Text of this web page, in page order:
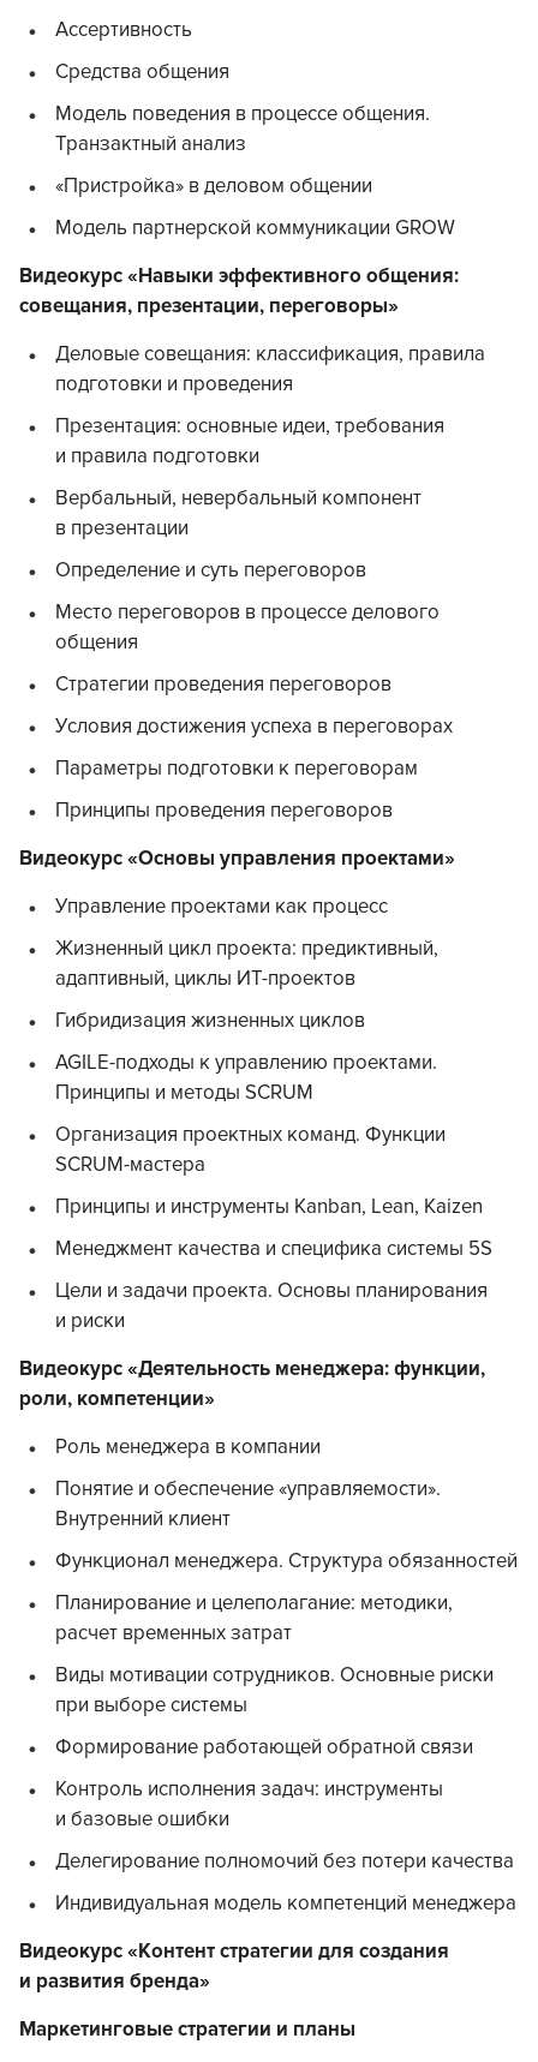
Ассертивность
Средства общения
Модель поведения в процессе общения.
Транзактный анализ
«Пристройка» в деловом общении
Модель партнерской коммуникации GROW
Видеокурс «Навыки эффективного общения:
совещания, презентации, переговоры»
Деловые совещания: классификация, правила
подготовки и проведения
Презентация: основные идеи, требования
и правила подготовки
Вербальный, невербальный компонент
в презентации
Определение и суть переговоров
Место переговоров в процессе делового
общения
Стратегии проведения переговоров
Условия достижения успеха в переговорах
Параметры подготовки к переговорам
Принципы проведения переговоров
Видеокурс «Основы управления проектами»
Управление проектами как процесс
Жизненный цикл проекта: предиктивный,
адаптивный, циклы ИТ-проектов
Гибридизация жизненных циклов
AGILE-подходы к управлению проектами.
Принципы и методы SCRUM
Организация проектных команд. Функции
SCRUM-мастера
Принципы и инструменты Kanban, Lean, Kaizen
Менеджмент качества и специфика системы 5S
Цели и задачи проекта. Основы планирования
и риски
Видеокурс «Деятельность менеджера: функции,
роли, компетенции»
Роль менеджера в компании
Понятие и обеспечение «управляемости».
Внутренний клиент
Функционал менеджера. Структура обязанностей
Планирование и целеполагание: методики,
расчет временных затрат
Виды мотивации сотрудников. Основные риски
при выборе системы
Формирование работающей обратной связи
Контроль исполнения задач: инструменты
и базовые ошибки
Делегирование полномочий без потери качества
Индивидуальная модель компетенций менеджера
Видеокурс «Контент стратегии для создания
и развития бренда»
Маркетинговые стратегии и планы